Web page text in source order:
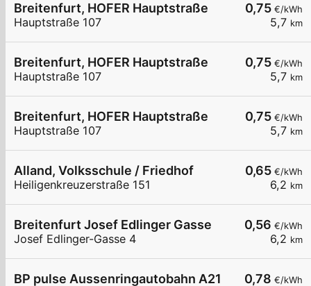
0,75 €/kWh
5,7 km
Breitenfurt, HOFER Hauptstraße
Hauptstraße 107
0,75 €/kWh
5,7 km
Breitenfurt, HOFER Hauptstraße
Hauptstraße 107
0,75 €/kWh
5,7 km
Breitenfurt, HOFER Hauptstraße
Hauptstraße 107
0,65 €/kWh
6,2 km
Alland, Volksschule / Friedhof
Heiligenkreuzerstraße 151
0,56 €/kWh
6,2 km
Breitenfurt Josef Edlinger Gasse
Josef Edlinger-Gasse 4
0,78 €/kWh
BP pulse Aussenringautobahn A21